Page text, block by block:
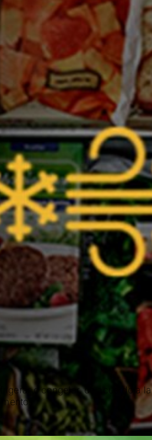
o congelar, de acuerdo a